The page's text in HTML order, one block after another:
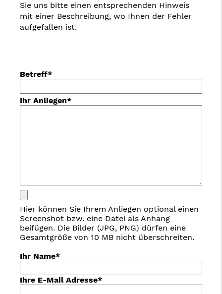
Sie uns bitte einen entsprechenden Hinweis
mit einer Beschreibung, wo Ihnen der Fehler
aufgefallen ist.
Betreff*
Ihr Anliegen*
Hier können Sie Ihrem Anliegen optional einen
Screenshot bzw. eine Datei als Anhang
beifügen. Die Bilder (JPG, PNG) dürfen eine
Gesamtgröße von 10 MB nicht überschreiten.
Ihr Name*
Ihre E-Mail Adresse*